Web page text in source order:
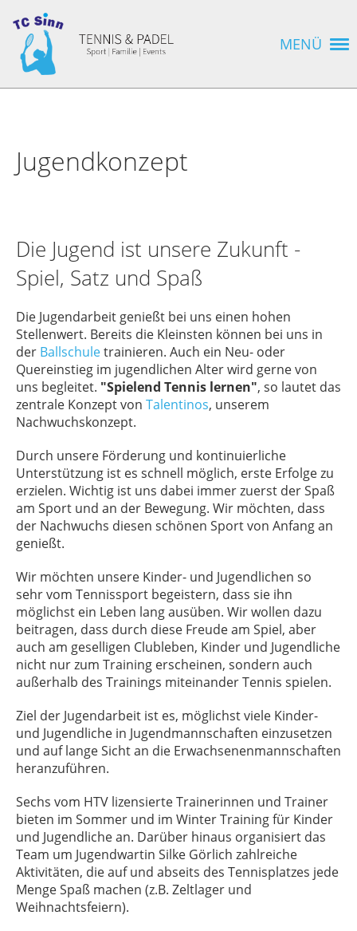
MENÜ
Jugendkonzept
Die Jugend ist unsere Zukunft -
Spiel, Satz und Spaß
Die Jugendarbeit genießt bei uns einen hohen
Stellenwert. Bereits die Kleinsten können bei uns in
der Ballschuletrainieren. Auch ein Neu- oder
Quereinstieg im jugendlichen Alter wird gerne von
uns begleitet. "Spielend Tennis lernen", so lautet das
zentrale Konzept von Talentinos, unserem
Nachwuchskonzept.
Durch unsere Förderung und kontinuierliche
Unterstützung ist es schnell möglich, erste Erfolge zu
erzielen. Wichtig ist uns dabei immer zuerst der Spaß
am Sport und an der Bewegung. Wir möchten, dass
der Nachwuchs diesen schönen Sport von Anfang an
genießt.
Wir möchten unsere Kinder- und Jugendlichen so
sehr vom Tennissport begeistern, dass sie ihn
möglichst ein Leben lang ausüben. Wir wollen dazu
beitragen, dass durch diese Freude am Spiel, aber
auch am geselligen Clubleben, Kinder und Jugendliche
nicht nur zum Training erscheinen, sondern auch
außerhalb des Trainings miteinander Tennis spielen.
Ziel der Jugendarbeit ist es, möglichst viele Kinder-
und Jugendliche in Jugendmannschaften einzusetzen
und auf lange Sicht an die Erwachsenenmannschaften
heranzuführen.
Sechs vom HTV lizensierte Trainerinnen und Trainer
bieten im Sommer und im Winter Training für Kinder
und Jugendliche an. Darüber hinaus organisiert das
Team um Jugendwartin Silke Görlich zahlreiche
Aktivitäten, die auf und abseits des Tennisplatzes jede
Menge Spaß machen (z.B. Zeltlager und
Weihnachtsfeiern).